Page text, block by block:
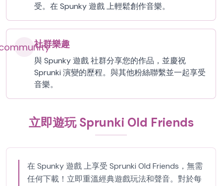
受。在 Spunky 遊戲 上輕鬆創作音樂。
社群樂趣
與 Spunky 遊戲 社群分享您的作品，並慶祝
Sprunki 演變的歷程。與其他粉絲聯繫並一起享受
音樂。
立即遊玩 Sprunki Old Friends
在 Spunky 遊戲 上享受 Sprunki Old Friends，無需
任何下載！立即重溫經典遊戲玩法和聲音。對於每